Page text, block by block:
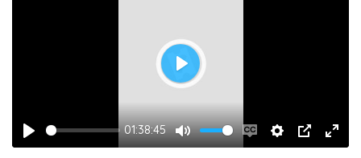
Play
01:38:45
Mute
EnableSettings
PIP
Play